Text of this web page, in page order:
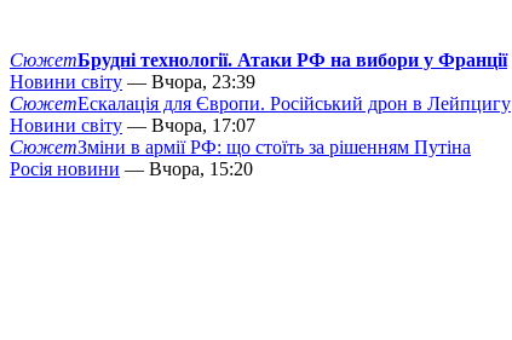
СюжетБрудні технології. Атаки РФ на вибори у Франції
Новини світу — Вчора, 23:39
СюжетЕскалація для Європи. Російський дрон в Лейпцигу
Новини світу — Вчора, 17:07
СюжетЗміни в армії РФ: що стоїть за рішенням Путіна
Росія новини — Вчора, 15:20